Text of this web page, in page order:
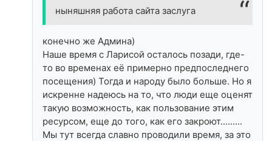
ныняшняя работа сайта заслуга
конечно же Админа)
Наше время с Ларисой осталось позади, где-
то во временах её примерно предпоследнего
посещения) Тогда и народу было больше. Но я
искренне надеюсь на то, что люди еще оценят
такую возможность, как пользование этим
ресурсом, еще до того, как его закроют.........
Мы тут всегда славно проводили время, за это